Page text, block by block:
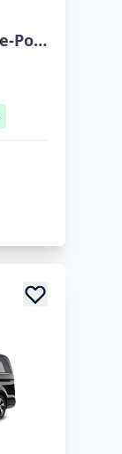
Nissan X-TRAIL 1.5 VC-T e-Power e-4ORCE